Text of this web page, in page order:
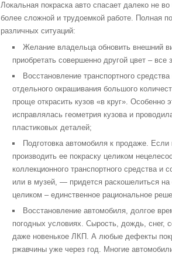
Локальная покраска авто спасает далеко не
более сложной и трудоемкой работе. Полная
различных ситуаций:
Желание владельца обновить внешний
приобретать совершенно другой цвет – все
Восстановление транспортного
отдельного окрашивания большого
проще открасить кузов «в круг». Особенно
исправлялась геометрия кузова и
пластиковых деталей;
Подготовка автомобиля к продаже.
производить ее покраску целиком
коллекционного транспортного средства и
или в музей, — придется раскошелиться
целиком – единственное рациональное
Восстановление автомобиля, долгое
погодных условиях. Сырость, дождь, снег,
даже новенькое ЛКП. А любые дефекты
ржавчины уже через год. Многие